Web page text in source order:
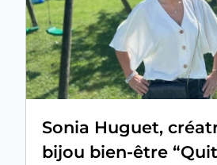
Sonia Huguet,
bijou bien-être